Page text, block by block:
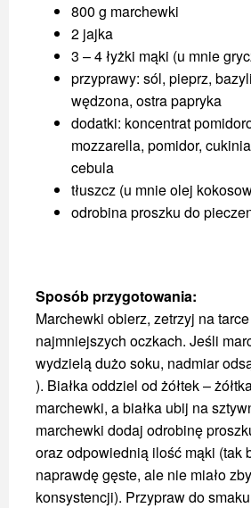
800 g marchewki
2 jajka
3 – 4 łyżki mąki (u mnie
przyprawy: sól, pieprz,
wędzona, ostra papryka
dodatki: koncentrat
mozzarella, pomidor,
cebula
tłuszcz (u mnie olej
odrobina proszku do
Sposób przygotowania:
Marchewki obierz, zetrzyj na
najmniejszych oczkach. Jeśli
wydzielą dużo soku, nadmiar
). Białka oddziel od żółtek –
marchewki, a białka ubij na
marchewki dodaj odrobinę
oraz odpowiednią ilość mąki (tak
naprawdę gęste, ale nie miało
konsystencji). Przypraw do